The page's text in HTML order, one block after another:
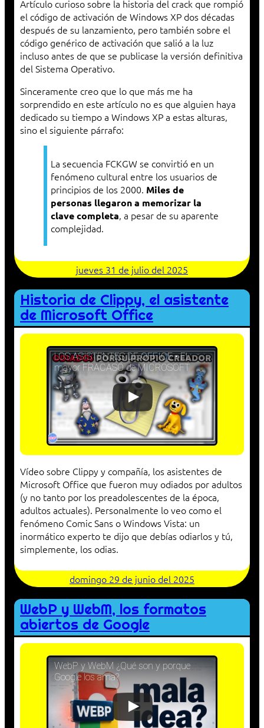
Artículo curioso sobre la historia del crack que rompió
el código de activación de Windows XP dos décadas
después de su lanzamiento, pero también sobre el
código genérico de activación que salió a la luz
incluso antes de que se publicase la versión definitiva
del Sistema Operativo.
Sinceramente creo que lo que más me ha
sorprendido en este artículo no es que alguien haya
dedicado su tiempo a Windows XP a estas alturas,
sino el siguiente párrafo:
La secuencia FCKGW se convirtió en un
fenómeno cultural entre los usuarios de
principios de los 2000. Miles de
personas llegaron a memorizar la
clave completa, a pesar de su aparente
complejidad.
jueves 31 de julio del 2025
Historia de Clippy, el asistente
de Microsoft Office
LOS ASISTENTES DE OFFICE • El
mayor FRACASO de MICROSOFT
Vídeo sobre Clippy y compañía, los asistentes de
Microsoft Office que fueron muy odiados por adultos
(y no tanto por los preadolescentes de la época,
adultos actuales). Personalmente lo veo como el
fenómeno Comic Sans o Windows Vista: un
inormático experto te dijo que debías odiarlos y tú,
simplemente, los odias.
domingo 29 de junio del 2025
WebP y WebM, los formatos
abiertos de Google
WebP y WebM ¿Qué son y porque
Google los ama?